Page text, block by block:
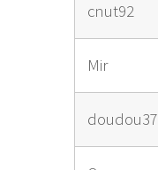
cnut92
Mir
doudou37